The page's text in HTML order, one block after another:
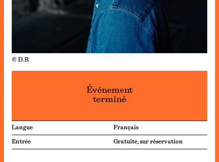
© D.R
Événement
terminé
Langue Français
Entrée Gratuite, sur réservation